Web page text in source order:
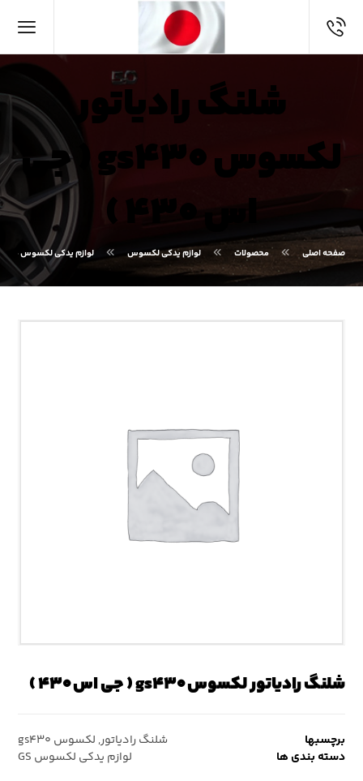
شلنگ رادیاتور
لکسوس gs۴۳۰ ( جی
اس ۴۳۰ )
صفحه اصلی محصولات لوازم یدکی لکسوس لوازم یدکی لکسوس GS
شلنگ رادیاتور لکسوس gs۴۳۰ ( جی اس ۴۳۰ )
برچسبها شلنگ رادیاتور, لکسوس gs۴۳۰
دسته بندی ها
لوازم یدکی لکسوس GS